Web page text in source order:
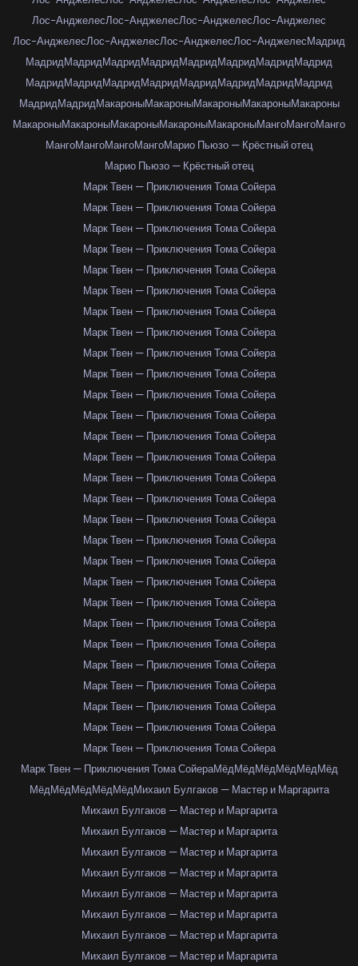
Лос-АнджелесЛос-АнджелесЛос-АнджелесЛос-Анджелес
Лос-АнджелесЛос-АнджелесЛос-АнджелесЛос-АнджелесМадрид
МадридМадридМадридМадридМадридМадридМадридМадрид
МадридМадридМадридМадридМадридМадридМадридМадрид
МадридМадридМакароныМакароныМакароныМакароныМакароны
МакароныМакароныМакароныМакароныМакароныМангоМангоМанго
МангоМангоМангоМангоМарио Пьюзо — Крёстный отец
Марио Пьюзо — Крёстный отец
Марк Твен — Приключения Тома Сойера
Марк Твен — Приключения Тома Сойера
Марк Твен — Приключения Тома Сойера
Марк Твен — Приключения Тома Сойера
Марк Твен — Приключения Тома Сойера
Марк Твен — Приключения Тома Сойера
Марк Твен — Приключения Тома Сойера
Марк Твен — Приключения Тома Сойера
Марк Твен — Приключения Тома Сойера
Марк Твен — Приключения Тома Сойера
Марк Твен — Приключения Тома Сойера
Марк Твен — Приключения Тома Сойера
Марк Твен — Приключения Тома Сойера
Марк Твен — Приключения Тома Сойера
Марк Твен — Приключения Тома Сойера
Марк Твен — Приключения Тома Сойера
Марк Твен — Приключения Тома Сойера
Марк Твен — Приключения Тома Сойера
Марк Твен — Приключения Тома Сойера
Марк Твен — Приключения Тома Сойера
Марк Твен — Приключения Тома Сойера
Марк Твен — Приключения Тома Сойера
Марк Твен — Приключения Тома Сойера
Марк Твен — Приключения Тома Сойера
Марк Твен — Приключения Тома Сойера
Марк Твен — Приключения Тома Сойера
Марк Твен — Приключения Тома Сойера
Марк Твен — Приключения Тома Сойера
Марк Твен — Приключения Тома СойераМёдМёдМёдМёдМёдМёд
МёдМёдМёдМёдМёдМихаил Булгаков — Мастер и Маргарита
Михаил Булгаков — Мастер и Маргарита
Михаил Булгаков — Мастер и Маргарита
Михаил Булгаков — Мастер и Маргарита
Михаил Булгаков — Мастер и Маргарита
Михаил Булгаков — Мастер и Маргарита
Михаил Булгаков — Мастер и Маргарита
Михаил Булгаков — Мастер и Маргарита
Михаил Булгаков — Мастер и Маргарита